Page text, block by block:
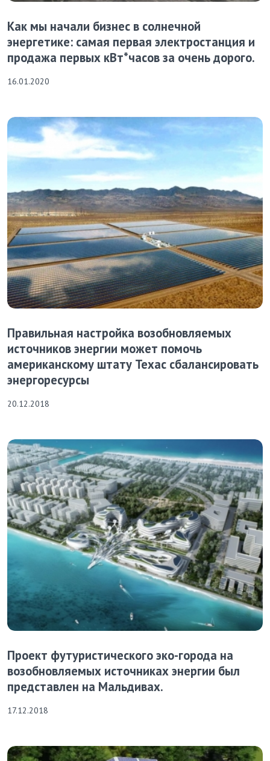
Как мы начали бизнес в солнечной
энергетике: самая первая электростанция и
продажа первых кВт*часов за очень дорого.
16.01.2020
Правильная настройка возобновляемых
источников энергии может помочь
американскому штату Техас сбалансировать
энергоресурсы
20.12.2018
Проект футуристического эко-города на
возобновляемых источниках энергии был
представлен на Мальдивах.
17.12.2018